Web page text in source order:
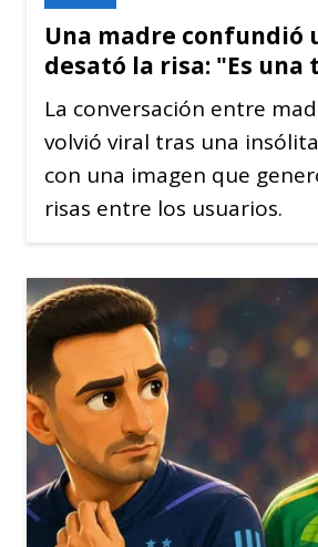
Una madre confundió
desató la risa: "Es una
La conversación entre
volvió viral tras una
con una imagen que
risas entre los usuarios.